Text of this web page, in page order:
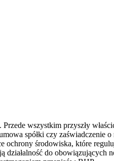
wszystkim przyszły
spółki czy zaświadczenie
środowiska, które
działalność do